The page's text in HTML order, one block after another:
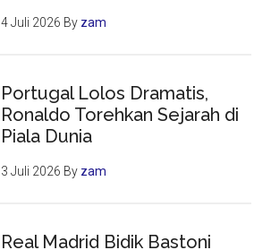
4 Juli 2026 By zam
Portugal Lolos Dramatis,
Ronaldo Torehkan Sejarah di
Piala Dunia
3 Juli 2026 By zam
Real Madrid Bidik Bastoni